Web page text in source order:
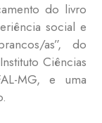
do livro
social e
as”, do
Ciências
MG, e uma